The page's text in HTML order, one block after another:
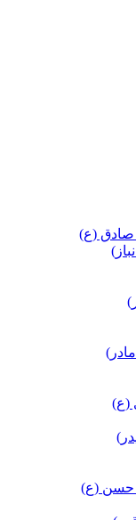
(ع)
(ع)
حسن (ع)